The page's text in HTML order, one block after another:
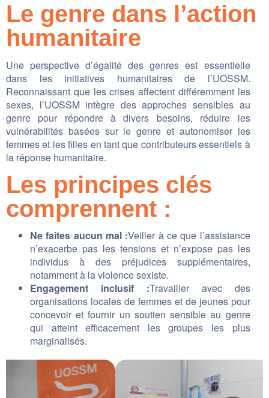
Le genre dans l’action
humanitaire
Une perspective d’égalité des genres est essentielle
dans les initiatives humanitaires de l’UOSSM.
Reconnaissant que les crises affectent différemment les
sexes, l’UOSSM intègre des approches sensibles au
genre pour répondre à divers besoins, réduire les
vulnérabilités basées sur le genre et autonomiser les
femmes et les filles en tant que contributeurs essentiels à
la réponse humanitaire.
Les principes clés
comprennent :
Ne faites aucun mal :Veiller à ce que l’assistance
n’exacerbe pas les tensions et n’expose pas les
individus à des préjudices supplémentaires,
notamment à la violence sexiste.
Engagement inclusif :Travailler avec des
organisations locales de femmes et de jeunes pour
concevoir et fournir un soutien sensible au genre
qui atteint efficacement les groupes les plus
marginalisés.